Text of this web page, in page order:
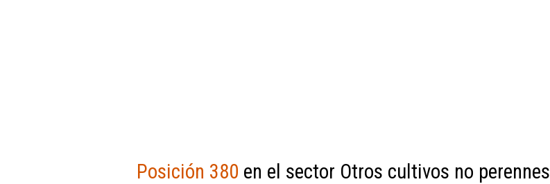
Posición 380 en el sector Otros cultivos no perennes